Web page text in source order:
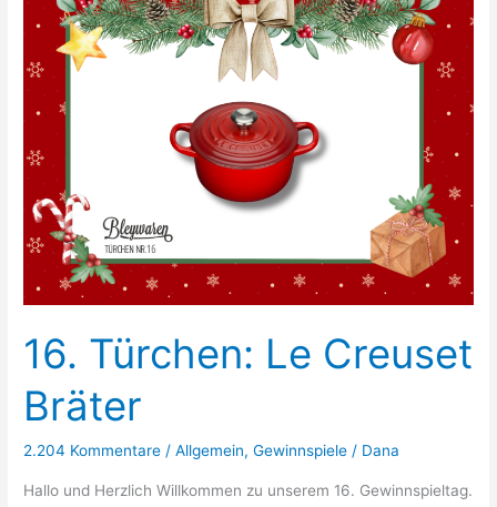
16. Türchen: Le Creuset
Bräter
2.204 Kommentare /Allgemein,Gewinnspiele / Dana
Hallo und Herzlich Willkommen zu unserem 16. Gewinnspieltag.